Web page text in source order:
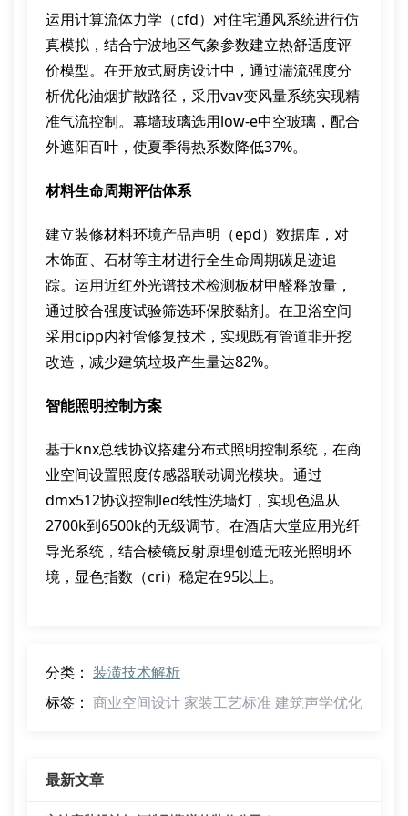
运用计算流体力学（cfd）对住宅通风系统进行仿
真模拟，结合宁波地区气象参数建立热舒适度评
价模型。在开放式厨房设计中，通过湍流强度分
析优化油烟扩散路径，采用vav变风量系统实现精
准气流控制。幕墙玻璃选用low-e中空玻璃，配合
外遮阳百叶，使夏季得热系数降低37%。
材料生命周期评估体系
建立装修材料环境产品声明（epd）数据库，对
木饰面、石材等主材进行全生命周期碳足迹追
踪。运用近红外光谱技术检测板材甲醛释放量，
通过胶合强度试验筛选环保胶黏剂。在卫浴空间
采用cipp内衬管修复技术，实现既有管道非开挖
改造，减少建筑垃圾产生量达82%。
智能照明控制方案
基于knx总线协议搭建分布式照明控制系统，在商
业空间设置照度传感器联动调光模块。通过
dmx512协议控制led线性洗墙灯，实现色温从
2700k到6500k的无级调节。在酒店大堂应用光纤
导光系统，结合棱镜反射原理创造无眩光照明环
境，显色指数（cri）稳定在95以上。
分类： 装潢技术解析
标签： 商业空间设计 家装工艺标准 建筑声学优化
最新文章